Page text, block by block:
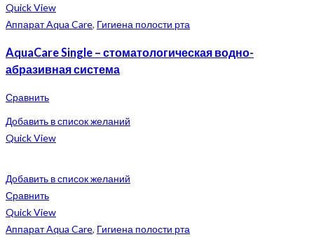
Quick View
Аппарат Aqua Care, Гигиена полости рта
AquaCare Single – стоматологическая водно-
абразивная система
Сравнить
Добавить в список желаний
Quick View
Добавить в список желаний
Сравнить
Quick View
Аппарат Aqua Care, Гигиена полости рта